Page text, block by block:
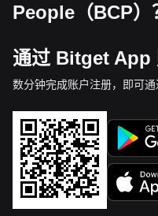
People（BCP）
通过 Bitget App
数分钟完成账户注册，即可